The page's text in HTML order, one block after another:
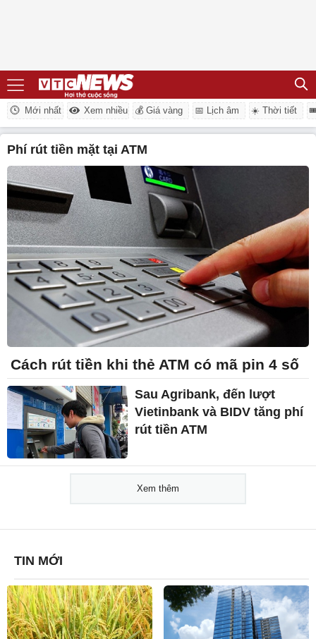
Mới nhất Xem nhiều 💰 Giá vàng 📅 Lịch âm ☀️ Thời tiết
phí rút tiền mặt tại ATM
Cách rút tiền khi thẻ ATM có mã pin 4 số
Sau Agribank, đến lượt
Vietinbank và BIDV tăng phí
rút tiền ATM
Xem thêm
TIN MỚI